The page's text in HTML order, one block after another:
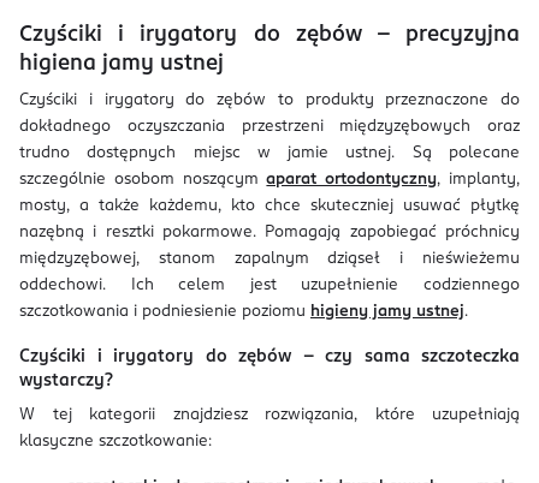
Czyściki i irygatory do zębów – precyzyjna
higiena jamy ustnej
Czyściki i irygatory do zębów to produkty przeznaczone do
dokładnego oczyszczania przestrzeni międzyzębowych oraz
trudno dostępnych miejsc w jamie ustnej. Są polecane
szczególnie osobom noszącymaparat ortodontyczny, implanty,
mosty, a także każdemu, kto chce skuteczniej usuwać płytkę
nazębną i resztki pokarmowe. Pomagają zapobiegać próchnicy
międzyzębowej, stanom zapalnym dziąseł i nieświeżemu
oddechowi. Ich celem jest uzupełnienie codziennego
szczotkowania i podniesienie poziomu higieny jamy ustnej.
Czyściki i irygatory do zębów – czy sama szczoteczka
wystarczy?
W tej kategorii znajdziesz rozwiązania, które uzupełniają
klasyczne szczotkowanie: